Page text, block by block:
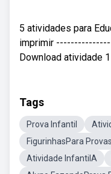
5 atividades para
imprimir
Download atividade 1
Tags
Prova Infantil
FigurinhasPara Provas
Atividade InfantilA